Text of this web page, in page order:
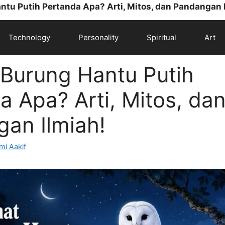
Putih Pertanda Apa? Arti, Mitos, dan Pandangan
Technology Personality Spiritual Art
Hantu Putih
Apa? Arti, Mitos,
Ilmiah!
Aakif